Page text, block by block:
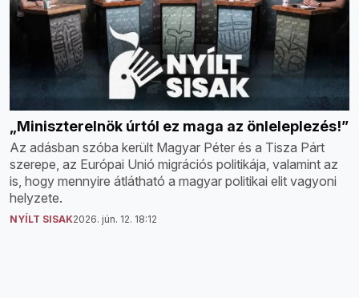
„Miniszterelnök úrtól ez maga az önleleplezés!”
Az adásban szóba került Magyar Péter és a Tisza Párt
szerepe, az Európai Unió migrációs politikája, valamint az
is, hogy mennyire átlátható a magyar politikai elit vagyoni
helyzete.
NYÍLT SISAK2026. jún. 12. 18:12